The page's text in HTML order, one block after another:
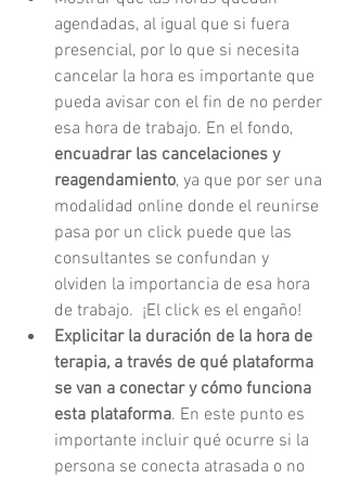
agendadas, al igual que si fuera
presencial, por lo que si necesita
cancelar la hora es importante que
pueda avisar con el fin de no perder
esa hora de trabajo. En el fondo,
encuadrar las cancelaciones y
reagendamiento, ya que por ser una
modalidad online donde el reunirse
pasa por un click puede que las
consultantes se confundan y
olviden la importancia de esa hora
de trabajo.  ¡El click es el engaño!
Explicitar la duración de la hora de
terapia, a través de qué plataforma
se van a conectar y cómo funciona
esta plataforma. En este punto es
importante incluir qué ocurre si la
persona se conecta atrasada o no